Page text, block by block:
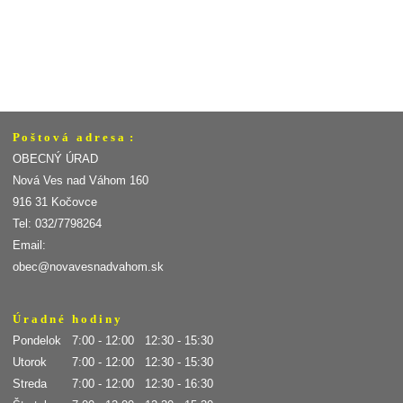
P o š t o v á a d r e s a :
OBECNÝ ÚRAD
Nová Ves nad Váhom 160
916 31 Kočovce
Tel: 032/7798264
Email:
obec@novavesnadvahom.sk
Ú r a d n é h o d i n y
Pondelok 7:00 - 12:00 12:30 - 15:30
Utorok 7:00 - 12:00 12:30 - 15:30
Streda 7:00 - 12:00 12:30 - 16:30